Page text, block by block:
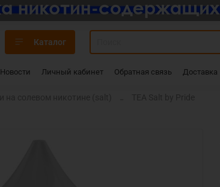
Каталог
Новости Личный кабинет Обратная связь Доставка